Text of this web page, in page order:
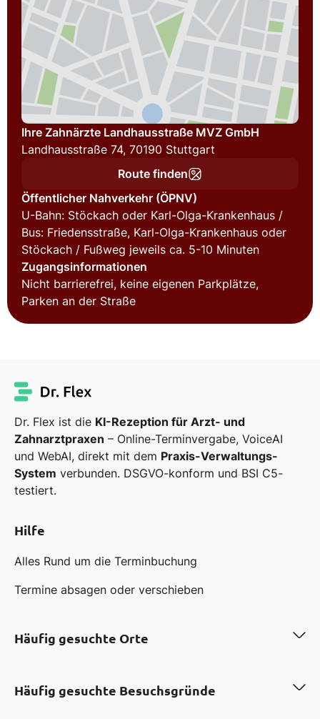
Ihre Zahnärzte Landhausstraße MVZ GmbH
Landhausstraße 74, 70190 Stuttgart
Route finden
Öffentlicher Nahverkehr (ÖPNV)
U-Bahn: Stöckach oder Karl-Olga-Krankenhaus /
Bus: Friedensstraße, Karl-Olga-Krankenhaus oder
Stöckach / Fußweg jeweils ca. 5-10 Minuten
Zugangsinformationen
Nicht barrierefrei, keine eigenen Parkplätze,
Parken an der Straße
Dr. Flex ist die KI-Rezeption für Arzt- und
Zahnarztpraxen – Online-Terminvergabe, VoiceAI
und WebAI, direkt mit dem Praxis-Verwaltungs-
System verbunden. DSGVO-konform und BSI C5-
testiert.
Hilfe
Alles Rund um die Terminbuchung
Termine absagen oder verschieben
Häufig gesuchte Orte
Zahnarzt in Hamburg
Zahnarzt in München
Häufig gesuchte Besuchsgründe